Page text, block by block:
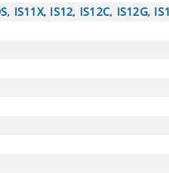
, IS11X, IS12, IS12C, IS12G,